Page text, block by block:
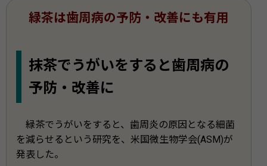
緑茶は歯周病の予防・改善にも有用
抹茶でうがいをすると歯周病の
予防・改善に
緑茶でうがいをすると、歯周炎の原因となる細菌
を減らせるという研究を、米国微生物学会(ASM)が
発表した。